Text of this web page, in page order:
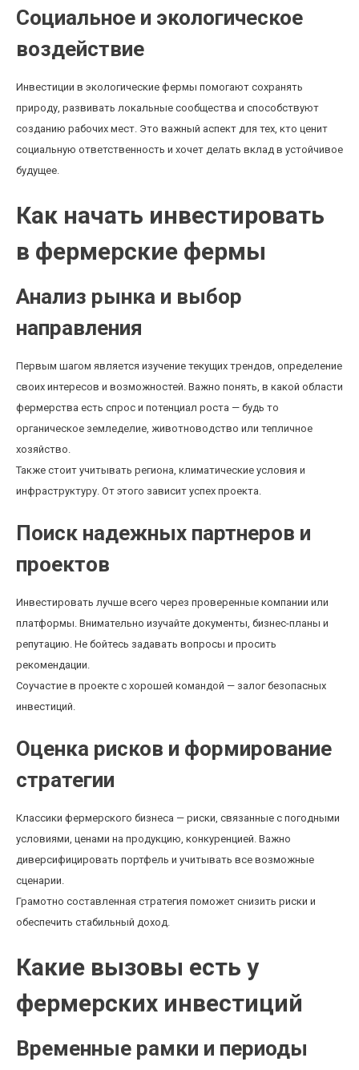
Социальное и экологическое
воздействие
Инвестиции в экологические фермы помогают сохранять
природу, развивать локальные сообщества и способствуют
созданию рабочих мест. Это важный аспект для тех, кто ценит
социальную ответственность и хочет делать вклад в устойчивое
будущее.
Как начать инвестировать
в фермерские фермы
Анализ рынка и выбор
направления
Первым шагом является изучение текущих трендов, определение
своих интересов и возможностей. Важно понять, в какой области
фермерства есть спрос и потенциал роста — будь то
органическое земледелие, животноводство или тепличное
хозяйство.
Также стоит учитывать региона, климатические условия и
инфраструктуру. От этого зависит успех проекта.
Поиск надежных партнеров и
проектов
Инвестировать лучше всего через проверенные компании или
платформы. Внимательно изучайте документы, бизнес-планы и
репутацию. Не бойтесь задавать вопросы и просить
рекомендации.
Соучастие в проекте с хорошей командой — залог безопасных
инвестиций.
Оценка рисков и формирование
стратегии
Классики фермерского бизнеса — риски, связанные с погодными
условиями, ценами на продукцию, конкуренцией. Важно
диверсифицировать портфель и учитывать все возможные
сценарии.
Грамотно составленная стратегия поможет снизить риски и
обеспечить стабильный доход.
Какие вызовы есть у
фермерских инвестиций
Временные рамки и периоды